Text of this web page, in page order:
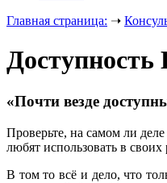
Главная страница: ➝
«Почти везде
Проверьте, на самом ли
любят использовать в
В том то всё и дело, что